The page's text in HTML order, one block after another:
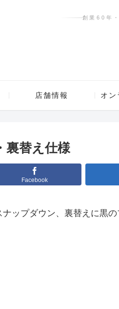
創業60年
店舗情報 オン
裏替え仕様
Facebook
ップダウン、裏替えに黒